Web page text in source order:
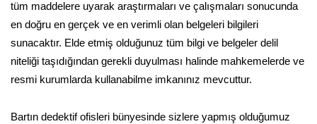
tüm maddelere uyarak araştırmaları ve çalışmaları sonucunda
en doğru en gerçek ve en verimli olan belgeleri bilgileri
sunacaktır. Elde etmiş olduğunuz tüm bilgi ve belgeler delil
niteliği taşıdığından gerekli duyulması halinde mahkemelerde ve
resmi kurumlarda kullanabilme imkanınız mevcuttur.
Bartın dedektif ofisleri bünyesinde sizlere yapmış olduğumuz